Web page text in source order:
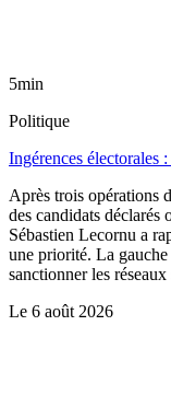
5min
Politique
Ingérences électorales
Après trois opérations
des candidats déclarés
Sébastien Lecornu a
une priorité. La
sanctionner les
Le 6 août 2026